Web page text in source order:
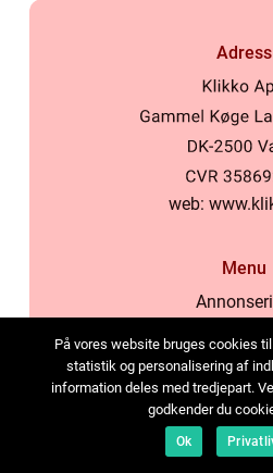
Adress
web:
Menu
Cookies
Kontakta
På vores website bruges cookies
statistik og personalisering af
information deles med tredjepart.
godkender du
Ok